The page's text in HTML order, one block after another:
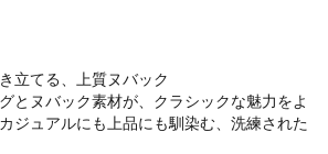
立てる、上質ヌバック
とヌバック素材が、クラシックな魅力をよ
ジュアルにも上品にも馴染む、洗練された